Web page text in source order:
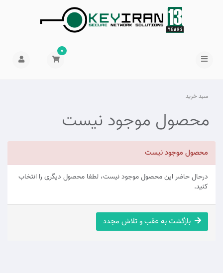
0
سبد خرید
محصول موجود نیست
محصول موجود نیست
درحال حاضر این محصول موجود نیست، لطفا محصول دیگری را انتخاب
کنید.
بازگشت به عقب و تلاش مجدد